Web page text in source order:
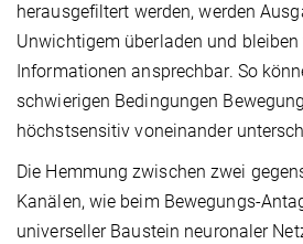
herausgefiltert werden, werden
Unwichtigem überladen und
Informationen ansprechbar. So
schwierigen Bedingungen
höchstsensitiv voneinander
Die Hemmung zwischen zwei
Kanälen, wie beim Bewegungs-
universeller Baustein neuronaler